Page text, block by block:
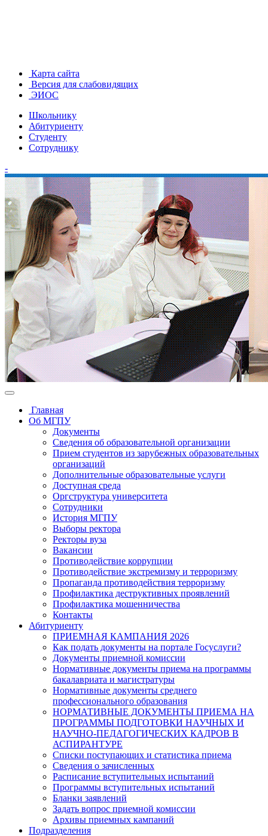
Карта сайта
Версия для слабовидящих
ЭИОС
Школьнику
Абитуриенту
Студенту
Сотруднику
-
Главная
Об МГПУ
Документы
Сведения об образовательной организации
Прием студентов из зарубежных образовательных
организаций
Дополнительные образовательные услуги
Доступная среда
Оргструктура университета
Сотрудники
История МГПУ
Выборы ректора
Ректоры вуза
Вакансии
Противодействие коррупции
Противодействие экстремизму и терроризму
Пропаганда противодействия терроризму
Профилактика деструктивных проявлений
Профилактика мошенничества
Контакты
Абитуриенту
ПРИЕМНАЯ КАМПАНИЯ 2026
Как подать документы на портале Госуслуги?
Документы приемной комиссии
Нормативные документы приема на программы
бакалавриата и магистратуры
Нормативные документы среднего
профессионального образования
НОРМАТИВНЫЕ ДОКУМЕНТЫ ПРИЕМА НА
ПРОГРАММЫ ПОДГОТОВКИ НАУЧНЫХ И
НАУЧНО-ПЕДАГОГИЧЕСКИХ КАДРОВ В
АСПИРАНТУРЕ
Списки поступающих и статистика приема
Сведения о зачисленных
Расписание вступительных испытаний
Программы вступительных испытаний
Бланки заявлений
Задать вопрос приемной комиссии
Архивы приемных кампаний
Подразделения